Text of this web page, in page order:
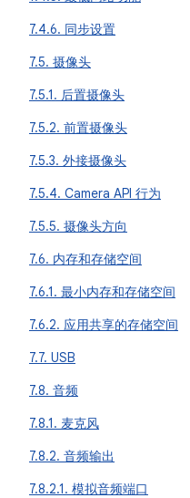
7.4.6. 同步设置
7.5. 摄像头
7.5.1. 后置摄像头
7.5.2. 前置摄像头
7.5.3. 外接摄像头
7.5.4. Camera API 行为
7.5.5. 摄像头方向
7.6. 内存和存储空间
7.6.1. 最小内存和存储空间
7.6.2. 应用共享的存储空间
7.7. USB
7.8. 音频
7.8.1. 麦克风
7.8.2. 音频输出
7.8.2.1. 模拟音频端口